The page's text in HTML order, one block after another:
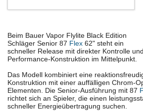
Beim Bauer Vapor Flylite Black Edition
Schläger Senior 87 Flex 62" steht ein
schneller Release mit direkter Kontrolle
Performance-Konstruktion im Mittelpunkt.
Das Modell kombiniert eine
Konstruktion mit einer auffälligen Chrom-
Elementen. Die Senior-Ausführung mit 87
richtet sich an Spieler, die einen
schneller Energieübertragung suchen.